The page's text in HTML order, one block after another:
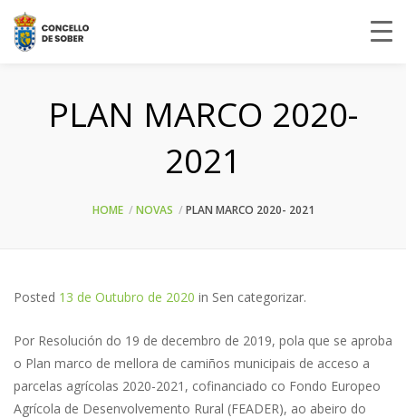
PLAN MARCO 2020-
2021
HOME NOVAS PLAN MARCO 2020- 2021
Posted 13 de Outubro de 2020 in Sen categorizar.
Por Resolución do 19 de decembro de 2019, pola que se aproba
o Plan marco de mellora de camiños municipais de acceso a
parcelas agrícolas 2020-2021, cofinanciado co Fondo Europeo
Agrícola de Desenvolvemento Rural (FEADER), ao abeiro do